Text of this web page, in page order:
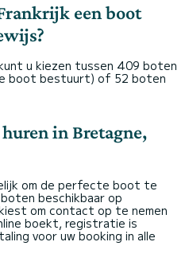
een boot
u kiezen tussen 409 boten
boot bestuurt) of 52 boten
in Bretagne,
om de perfecte boot te
beschikbaar op
om contact op te nemen
boekt, registratie is
voor uw booking in alle